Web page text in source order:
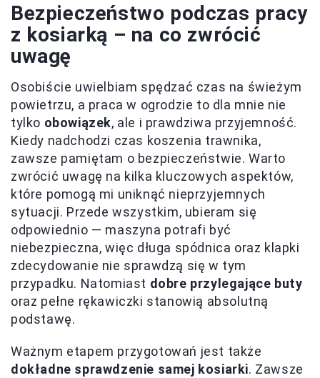
Bezpieczeństwo podczas pracy
z kosiarką – na co zwrócić
uwagę
Osobiście uwielbiam spędzać czas na świeżym
powietrzu, a praca w ogrodzie to dla mnie nie
tylko obowiązek, ale i prawdziwa przyjemność.
Kiedy nadchodzi czas koszenia trawnika,
zawsze pamiętam o bezpieczeństwie. Warto
zwrócić uwagę na kilka kluczowych aspektów,
które pomogą mi uniknąć nieprzyjemnych
sytuacji. Przede wszystkim, ubieram się
odpowiednio — maszyna potrafi być
niebezpieczna, więc długa spódnica oraz klapki
zdecydowanie nie sprawdzą się w tym
przypadku. Natomiast dobre przylegające buty
oraz pełne rękawiczki stanowią absolutną
podstawę.
Ważnym etapem przygotowań jest także
dokładne sprawdzenie samej kosiarki. Zawsze